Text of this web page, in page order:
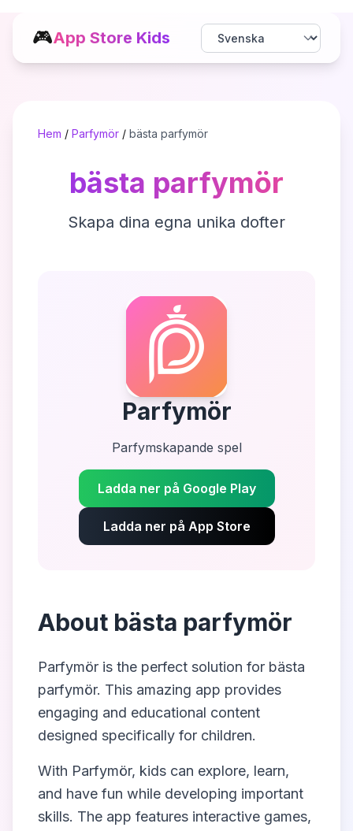
🎮App Store Kids
Hem / Parfymör / bästa parfymör
bästa parfymör
Skapa dina egna unika dofter
Parfymör
Parfymskapande spel
Ladda ner på Google Play
Ladda ner på App Store
About bästa parfymör
Parfymör is the perfect solution for bästa
parfymör. This amazing app provides
engaging and educational content
designed specifically for children.
With Parfymör, kids can explore, learn,
and have fun while developing important
skills. The app features interactive games,